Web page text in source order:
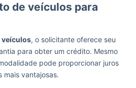
de veículos para
veículos, o solicitante oferece seu
para obter um crédito. Mesmo
pode proporcionar juros
mais vantajosas.